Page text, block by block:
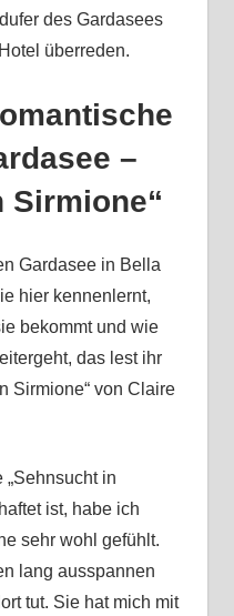
des Gardasees
überreden.
–
Sirmione“
Gardasee in Bella
hier kennenlernt,
bekommt und wie
das lest ihr
Sirmione“ von Claire
in
ist, habe ich
sehr wohl gefühlt.
lang ausspannen
tut. Sie hat mich mit